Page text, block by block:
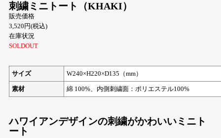
刺繍ミニトート（KHAKI）
販売価格
3,520円(税込)
在庫状況
SOLDOUT
サイズ W240×H220×D135（mm）
素材 綿 100%、内側刺繍面：ポリエステル100%
ハワイアンデザインの刺繍がかわいいミニト
ート